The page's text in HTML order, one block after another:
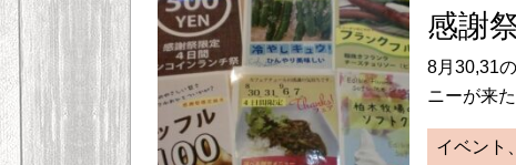
感謝
8月30,31
ニーが来
イベント